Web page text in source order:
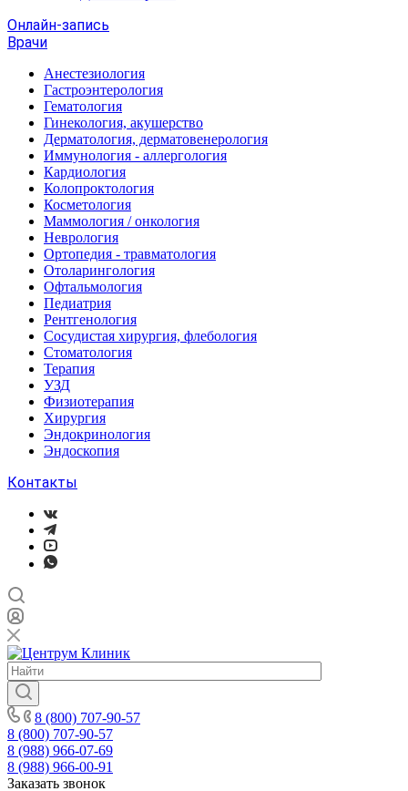
Онлайн-запись
Врачи
Анестезиология
Гастроэнтерология
Гематология
Гинекология, акушерство
Дерматология, дерматовенерология
Иммунология - аллергология
Кардиология
Колопроктология
Косметология
Маммология / онкология
Неврология
Ортопедия - травматология
Отоларингология
Офтальмология
Педиатрия
Рентгенология
Сосудистая хирургия, флебология
Стоматология
Терапия
УЗД
Физиотерапия
Хирургия
Эндокринология
Эндоскопия
Контакты
8 (800) 707-90-57
8 (800) 707-90-57
8 (988) 966-07-69
8 (988) 966-00-91
Заказать звонок